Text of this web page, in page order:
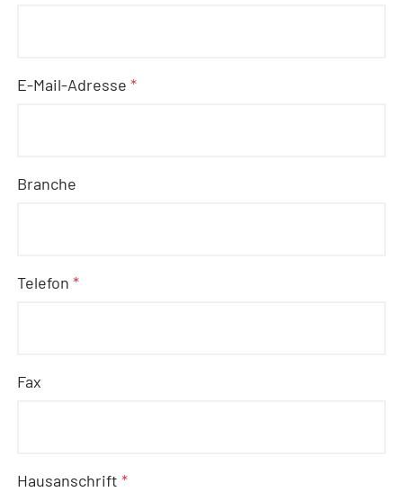
E-Mail-Adresse*
Branche
Telefon*
Fax
Hausanschrift*